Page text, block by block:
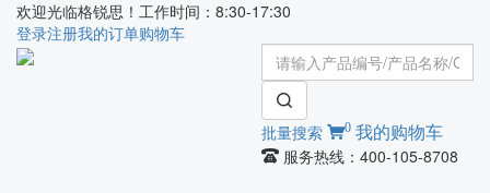
欢迎光临格锐思！工作时间：8:30-17:30
登录注册我的订单购物车
批量搜索 0 我的购物车
服务热线：400-105-8708